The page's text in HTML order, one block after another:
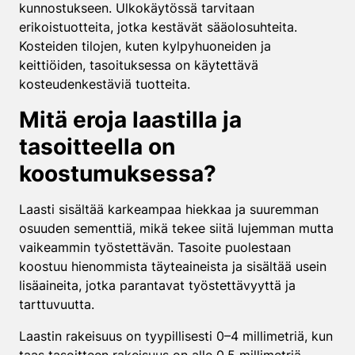
kunnostukseen. Ulkokäytössä tarvitaan
erikoistuotteita, jotka kestävät sääolosuhteita.
Kosteiden tilojen, kuten kylpyhuoneiden ja
keittiöiden, tasoituksessa on käytettävä
kosteudenkestäviä tuotteita.
Mitä eroja laastilla ja
tasoitteella on
koostumuksessa?
Laasti sisältää karkeampaa hiekkaa ja suuremman
osuuden sementtiä, mikä tekee siitä lujemman mutta
vaikeammin työstettävän. Tasoite puolestaan
koostuu hienommista täyteaineista ja sisältää usein
lisäaineita, jotka parantavat työstettävyyttä ja
tarttuvuutta.
Laastin rakeisuus on tyypillisesti 0–4 millimetriä, kun